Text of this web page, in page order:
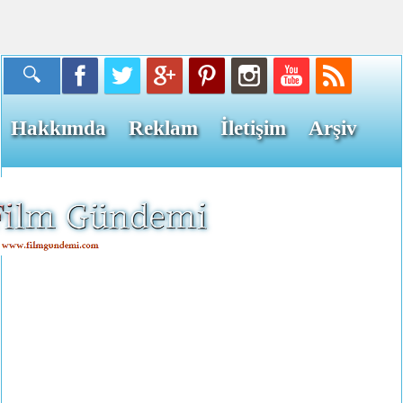
Hakkımda Reklam İletişim Arşiv